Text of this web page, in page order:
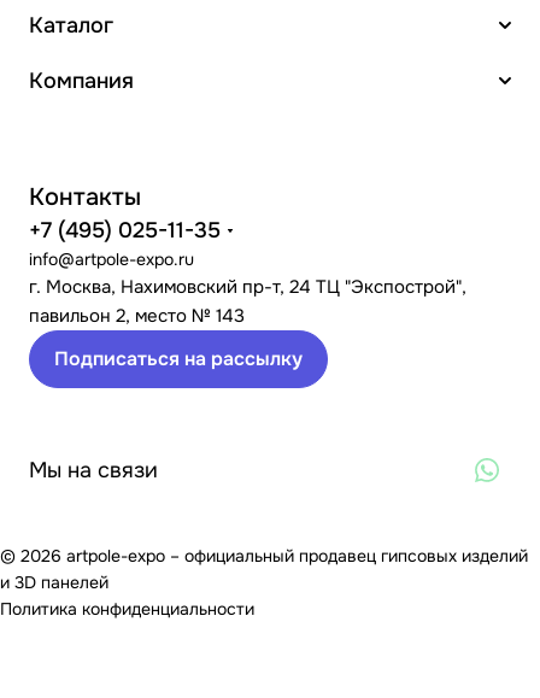
Каталог
Компания
Контакты
+7 (495) 025-11-35
info@artpole-expo.ru
г. Москва, Нахимовский пр-т, 24 ТЦ "Экспострой",
павильон 2, место № 143
Подписаться на рассылку
Мы на связи
© 2026 artpole-expo – официальный продавец гипсовых изделий
и 3D панелей
Политика конфиденциальности